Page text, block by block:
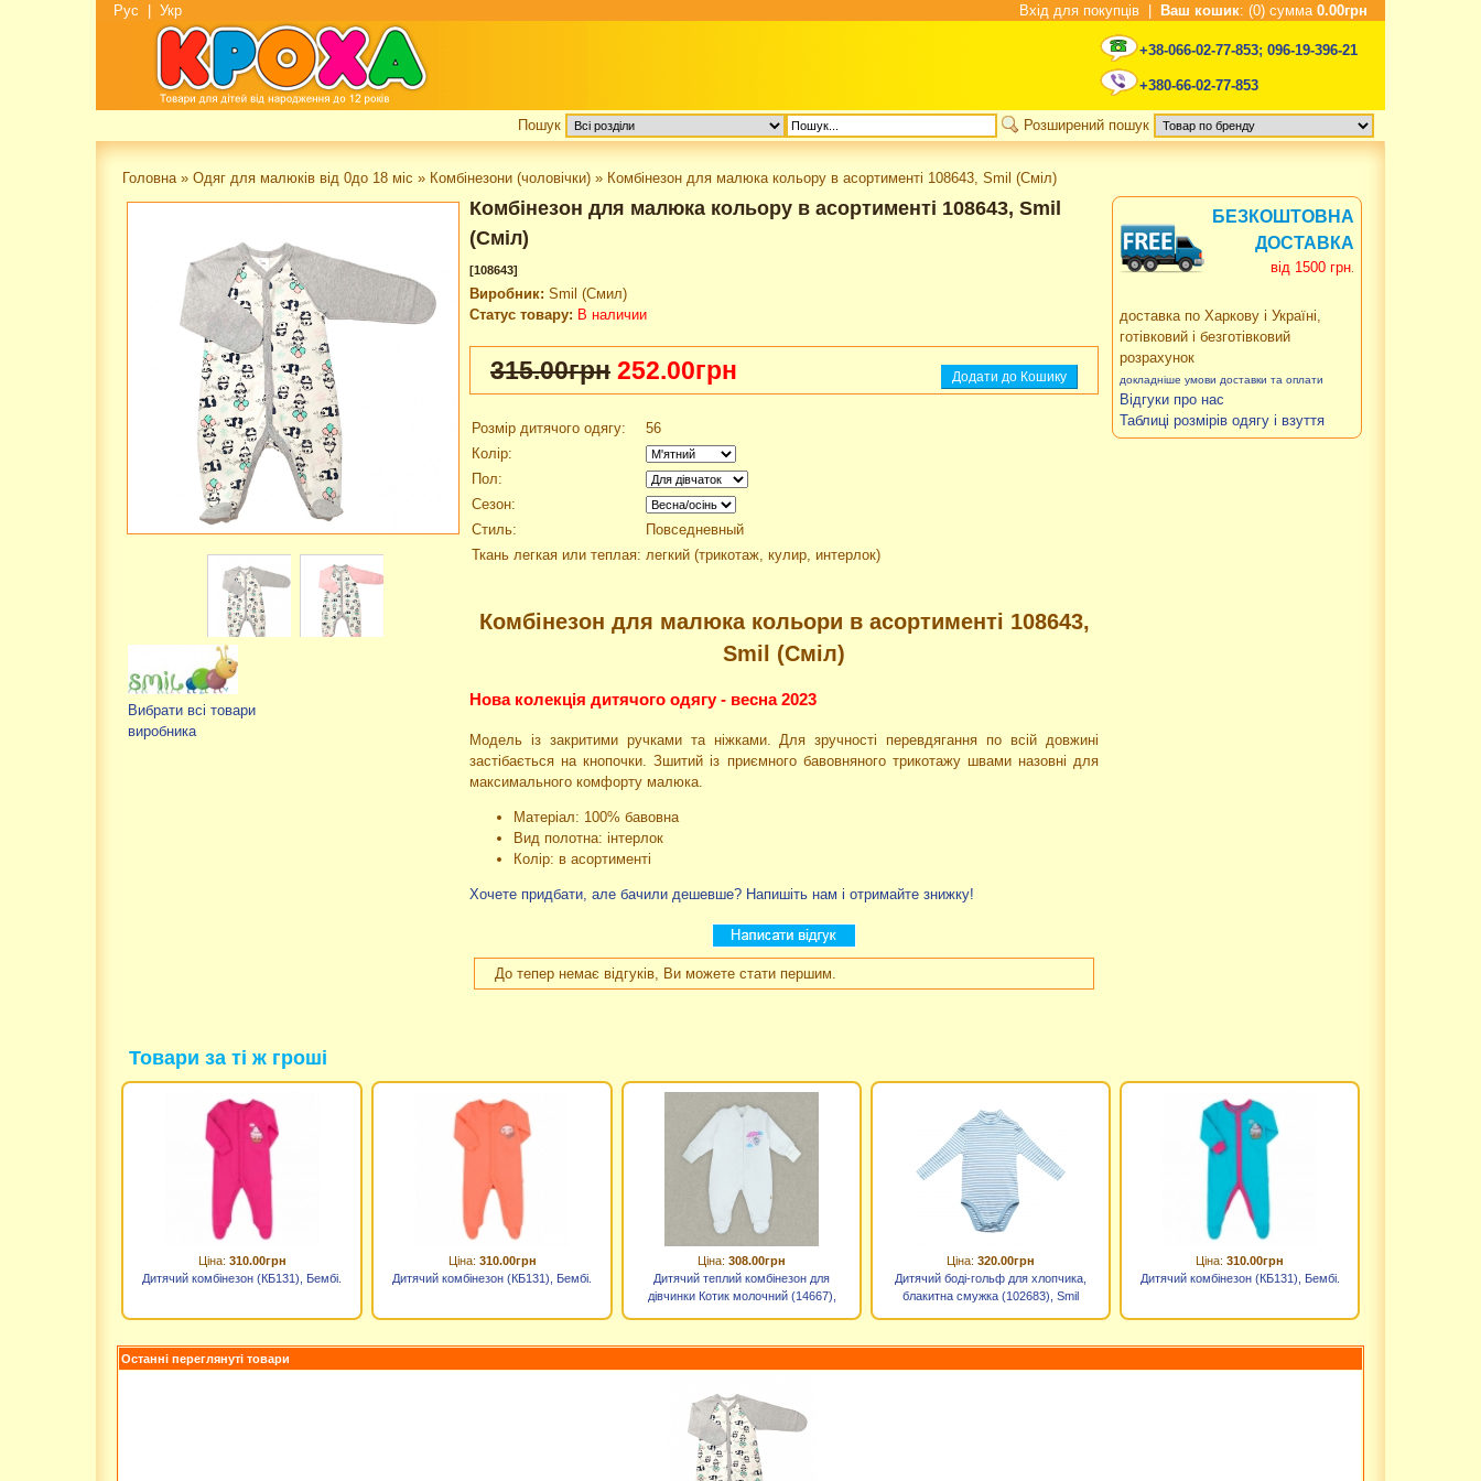
Рус Укр Вхід для покупців Ваш кошик: (0) сумма 0.00грн
+38-066-02-77-853; 096-19-396-21
+380-66-02-77-853
Пошук Розширений пошук
Головна» Одяг для малюків від 0до 18 міс » Комбінезони (чоловічки) » Комбінезон для малюка кольору в асортименті 108643, Smil (Сміл)
Вибрати всі товари
виробника
Комбінезон для малюка кольору в асортименті 108643, Smil
(Сміл)
[108643]
Виробник: Smil (Смил)
Статус товару: В наличии
315.00грн 252.00грн
Розмір дитячого одягу:
56
Колір:
Пол:
Сезон:
Стиль:
Повседневный
Ткань легкая или теплая: легкий (трикотаж, кулир, интерлок)
Комбінезон для малюка кольори в асортименті 108643,
Smil (Сміл)
Нова колекція дитячого одягу - весна 2023
Модель із закритими ручками та ніжками. Для зручності перевдягання по всій довжині
застібається на кнопочки. Зшитий із приємного бавовняного трикотажу швами назовні для
максимального комфорту малюка.
Матеріал: 100% бавовна
Вид полотна: інтерлок
Колір: в асортименті
Хочете придбати, але бачили дешевше? Напишіть нам і отримайте знижку!
До тепер немає відгуків, Ви можете стати першим.
БЕЗКОШТОВНА
ДОСТАВКА
від 1500 грн
доставка по Харкову і Україні,
готівковий і безготівковий
розрахунок
докладніше умови доставки та оплати
Відгуки про нас
Таблиці розмірів одягу і взуття
Товари за ті ж гроші
Ціна: 310.00грн
Дитячий комбінезон (КБ131), Бембі.
Ціна: 310.00грн
Дитячий комбінезон (КБ131), Бембі.
Ціна: 308.00грн
Дитячий теплий комбінезон для
дівчинки Котик молочний (14667),
Ціна: 320.00грн
Дитячий боді-гольф для хлопчика,
блакитна смужка (102683), Smil
Ціна: 310.00грн
Дитячий комбінезон (КБ131), Бембі.
Останні переглянуті товари